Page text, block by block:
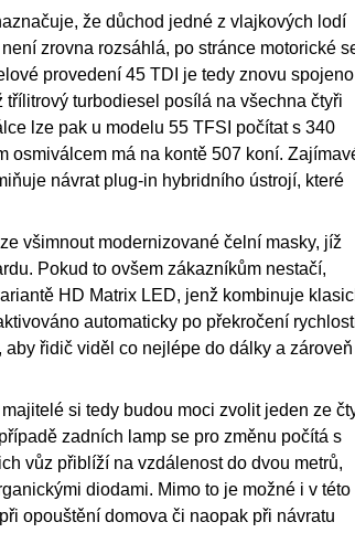
že důchod jedné z vlajkových lodí
zrovna rozsáhlá, po stránce motorické
provedení 45 TDI je tedy znovu
turbodiesel posílá na všechna čtyři
lze pak u modelu 55 TFSI počítat s 340
osmiválcem má na kontě 507 koní.
návrat plug-in hybridního ústrojí, které
všimnout modernizované čelní masky, jíž
Pokud to ovšem zákazníkům nestačí,
HD Matrix LED, jenž kombinuje
automaticky po překročení
řidič viděl co nejlépe do dálky a zároveň
si tedy budou moci zvolit jeden ze
zadních lamp se pro změnu počítá s
vůz přiblíží na vzdálenost do dvou metrů,
diodami. Mimo to je možné i v této
opouštění domova či naopak při návratu